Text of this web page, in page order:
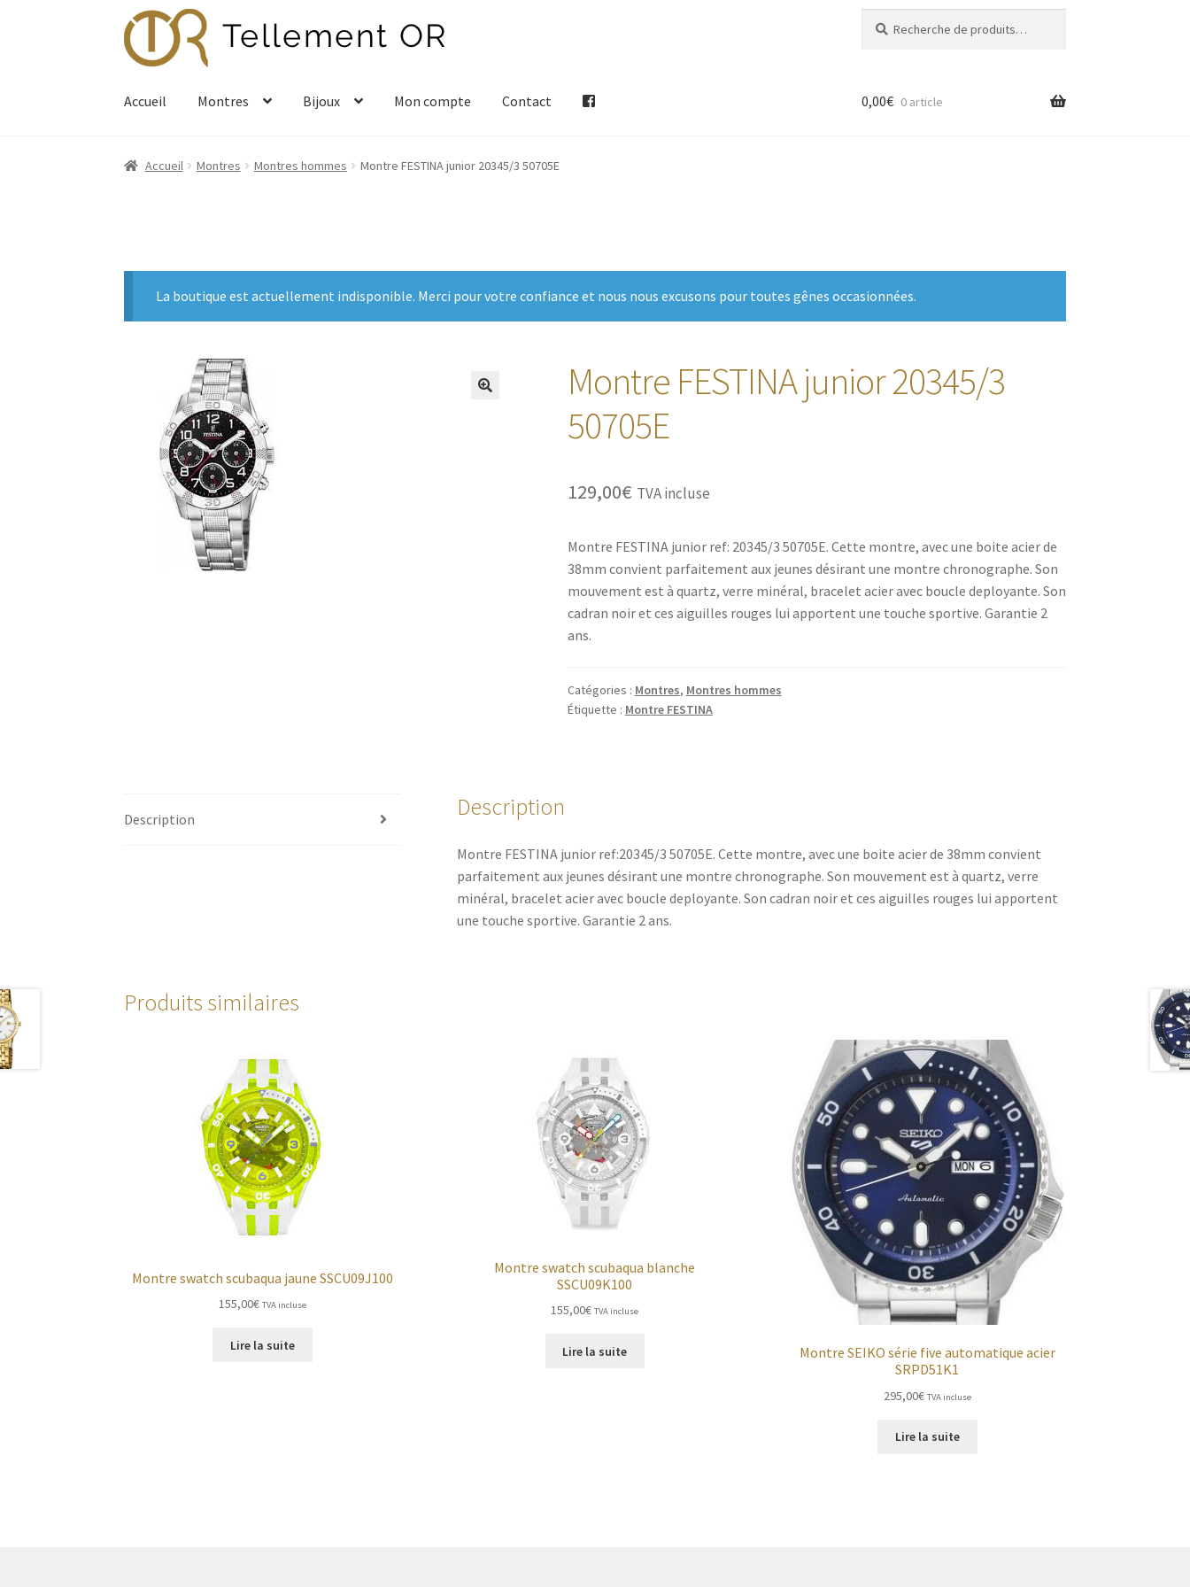
Aller
à
la
Aller
au
contenu
pour :
Accueil Montres Bijoux Mon compte Contact 0,00€ 0 article
Accueil Montres Montres hommes Montre FESTINA junior 20345/3 50705E
La boutique est actuellement indisponible. Merci pour votre confiance et nous nous excusons pour toutes gênes occasionnées.
Montre FESTINA junior 20345/3
50705E
129,00€ TVA incluse
Montre FESTINA junior ref: 20345/3 50705E. Cette montre, avec une boite acier de
38mm convient parfaitement aux jeunes désirant une montre chronographe. Son
mouvement est à quartz, verre minéral, bracelet acier avec boucle deployante. Son
cadran noir et ces aiguilles rouges lui apportent une touche sportive. Garantie 2
ans.
Catégories : Montres, Montres hommes
Étiquette : Montre FESTINA
Description Description
Montre FESTINA junior ref:20345/3 50705E. Cette montre, avec une boite acier de 38mm convient
parfaitement aux jeunes désirant une montre chronographe. Son mouvement est à quartz, verre
minéral, bracelet acier avec boucle deployante. Son cadran noir et ces aiguilles rouges lui apportent
une touche sportive. Garantie 2 ans.
Produits similaires
Montre swatch scubaqua jaune SSCU09J100
155,00€ TVA incluse
Lire la suite
Montre swatch scubaqua blanche
SSCU09K100
155,00€ TVA incluse
Lire la suite
Montre SEIKO série five automatique acier
SRPD51K1
295,00€ TVA incluse
Lire la suite